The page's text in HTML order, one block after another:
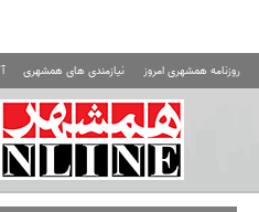
روزنامه همشهری امروز نیازمندی های همشهری